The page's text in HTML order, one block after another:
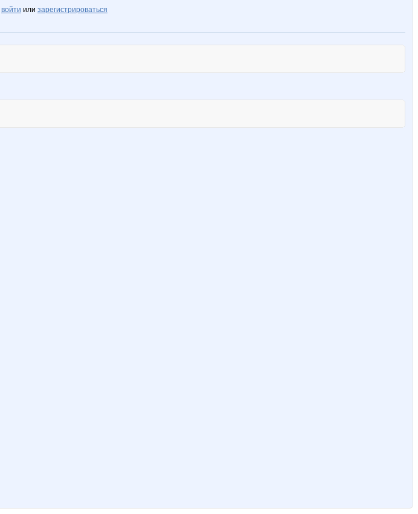
войти или зарегистрироваться